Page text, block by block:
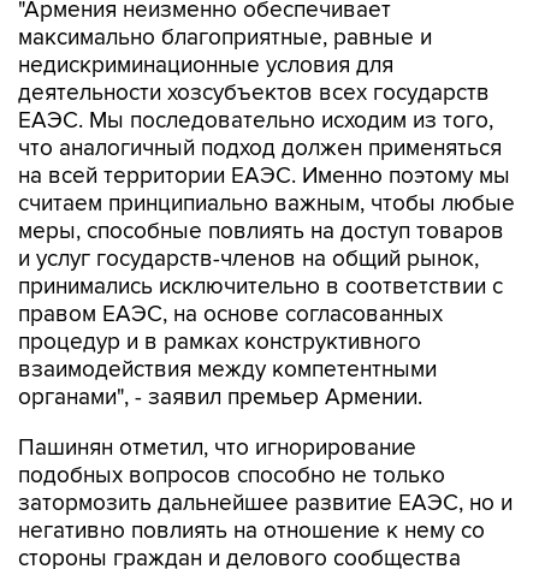
недискриминационные условия для
деятельности хозсубъектов всех государств
ЕАЭС. Мы последовательно исходим из того,
что аналогичный подход должен применяться
на всей территории ЕАЭС. Именно поэтому мы
считаем принципиально важным, чтобы любые
меры, способные повлиять на доступ товаров
и услуг государств-членов на общий рынок,
принимались исключительно в соответствии с
правом ЕАЭС, на основе согласованных
процедур и в рамках конструктивного
взаимодействия между компетентными
органами", - заявил премьер Армении.
Пашинян отметил, что игнорирование
затормозить дальнейшее развитие ЕАЭС, но и
негативно повлиять на отношение к нему со
стороны граждан и делового сообщества
стран Союза.